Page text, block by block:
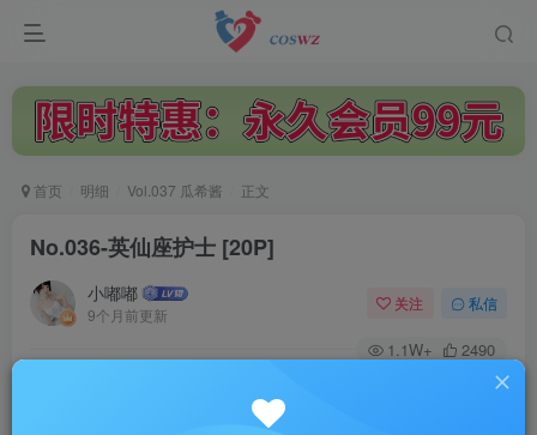
首页 明细 Vol.037 瓜希酱 正文
No.036-英仙座护士 [20P]
小嘟嘟
9个月前更新
关注 私信
1.1W+ 2490